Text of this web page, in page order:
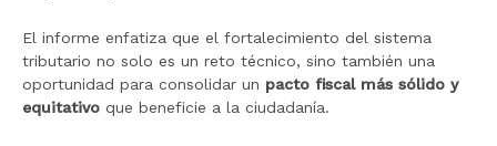
El informe enfatiza que el fortalecimiento del sistema
tributario no solo es un reto técnico, sino también una
oportunidad para consolidar un pacto fiscal más sólido y
equitativo que beneficie a la ciudadanía.